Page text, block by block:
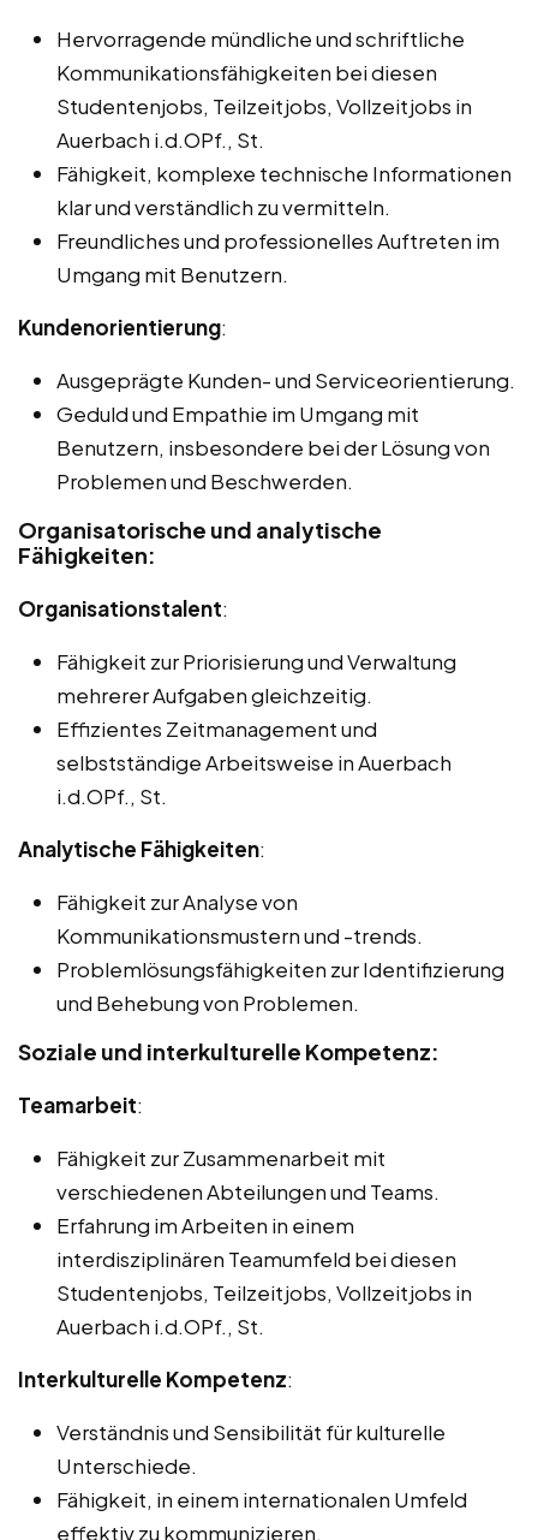
Hervorragende mündliche und schriftliche
Kommunikationsfähigkeiten bei diesen
Studentenjobs, Teilzeitjobs, Vollzeitjobs in
Auerbach i.d.OPf., St.
Fähigkeit, komplexe technische Informationen
klar und verständlich zu vermitteln.
Freundliches und professionelles Auftreten im
Umgang mit Benutzern.
Kundenorientierung:
Ausgeprägte Kunden- und Serviceorientierung.
Geduld und Empathie im Umgang mit
Benutzern, insbesondere bei der Lösung von
Problemen und Beschwerden.
Organisatorische und analytische
Fähigkeiten:
Organisationstalent:
Fähigkeit zur Priorisierung und Verwaltung
mehrerer Aufgaben gleichzeitig.
Effizientes Zeitmanagement und
selbstständige Arbeitsweise in Auerbach
i.d.OPf., St.
Analytische Fähigkeiten:
Fähigkeit zur Analyse von
Kommunikationsmustern und -trends.
Problemlösungsfähigkeiten zur Identifizierung
und Behebung von Problemen.
Soziale und interkulturelle Kompetenz:
Teamarbeit:
Fähigkeit zur Zusammenarbeit mit
verschiedenen Abteilungen und Teams.
Erfahrung im Arbeiten in einem
interdisziplinären Teamumfeld bei diesen
Studentenjobs, Teilzeitjobs, Vollzeitjobs in
Auerbach i.d.OPf., St.
Interkulturelle Kompetenz:
Verständnis und Sensibilität für kulturelle
Unterschiede.
Fähigkeit, in einem internationalen Umfeld
effektiv zu kommunizieren.